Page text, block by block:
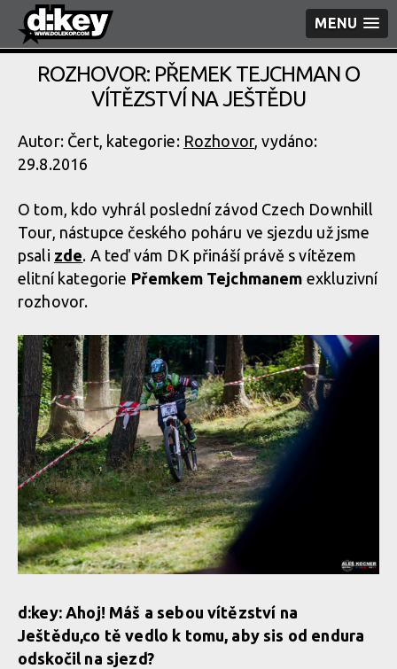
MENU
ROZHOVOR: PŘEMEK TEJCHMAN O
VÍTĚZSTVÍ NA JEŠTĚDU
Autor: Čert, kategorie: Rozhovor, vydáno:
29.8.2016
O tom, kdo vyhrál poslední závod Czech Downhill
Tour, nástupce českého poháru ve sjezdu už jsme
psali zde. A teď vám DK přináší právě s vítězem
elitní kategorie Přemkem Tejchmanem exkluzivní
rozhovor.
d:key: Ahoj! Máš a sebou vítězství na
Ještědu,co tě vedlo k tomu, aby sis od endura
odskočil na sjezd?